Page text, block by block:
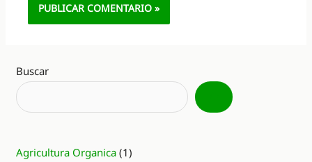
Buscar
Agricultura Organica (1)